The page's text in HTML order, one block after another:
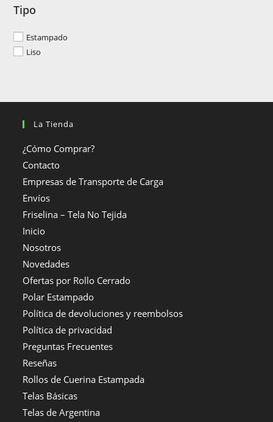
Tipo
Estampado
Liso
La Tienda
¿Cómo Comprar?
Contacto
Empresas de Transporte de Carga
Envíos
Friselina – Tela No Tejida
Inicio
Nosotros
Novedades
Ofertas por Rollo Cerrado
Polar Estampado
Política de devoluciones y reembolsos
Política de privacidad
Preguntas Frecuentes
Reseñas
Rollos de Cuerina Estampada
Telas Básicas
Telas de Argentina